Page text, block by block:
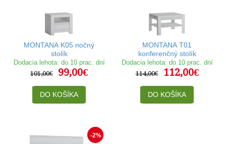
MONTANA K05 nočný
stolík
Dodacia lehota: do 10 prac. dní
101,00€
99,00€
DO KOŠÍKA
MONTANA T01
konferenčný stolík
Dodacia lehota: do 10 prac. dní
114,00€
112,00€
DO KOŠÍKA
-2%